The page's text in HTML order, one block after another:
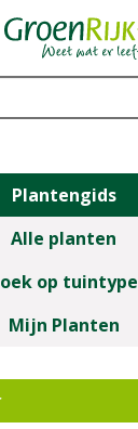
Plantengids
Alle planten
op tuintype
Mijn Planten